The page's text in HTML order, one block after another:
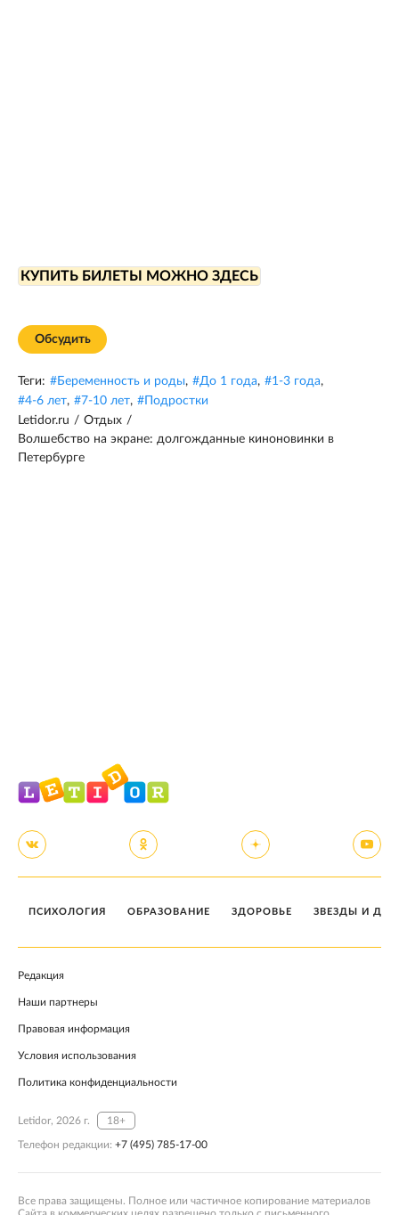
КУПИТЬ БИЛЕТЫ МОЖНО ЗДЕСЬ
Обсудить
Теги: #Беременность и роды, #До 1 года, #1-3 года,
#4-6 лет, #7-10 лет, # Подростки
Letidor.ru / Отдых /
Волшебство на экране: долгожданные киноновинки в
Петербурге
ПСИХОЛОГИЯ ОБРАЗОВАНИЕ ЗДОРОВЬЕ ЗВЕЗДЫ И
Редакция
Наши партнеры
Правовая информация
Условия использования
Политика конфиденциальности
Letidor, 2026 г. 18+
Телефон редакции: +7 (495) 785-17-00
Все права защищены. Полное или частичное копирование материалов